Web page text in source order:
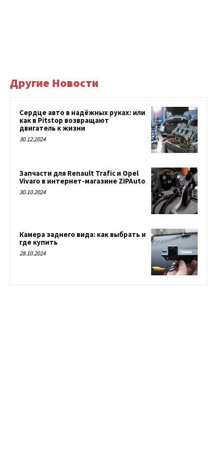
Другие Новости
Сердце авто в надёжных руках: или
как в Pitstop возвращают
двигатель к жизни
30.12.2024
Запчасти для Renault Trafic и Opel
Vivaro в интернет-магазине ZIPAuto
30.10.2024
Камера заднего вида: как выбрать и
где купить
28.10.2024